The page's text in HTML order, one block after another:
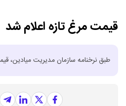
قیمت مرغ تازه اعلام شد
طبق نرخنامه سازمان مدیریت میادین،